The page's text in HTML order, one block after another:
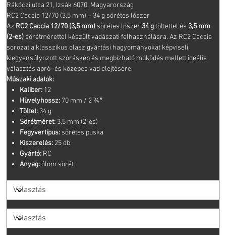
Rákóczi utca 21, Izsák 6070, Magyarország
RC2 Caccia 12/70 (3,5 mm) – 34 g sörétes lőszer
Az RC2 Caccia 12/70 (3,5 mm) sörétes lőszer 34 gtöltettel és 3,5 mm
(2-es) sörétmérettel készült vadászati felhasználásra. Az RC2 Caccia
sorozat a klasszikus olasz gyártási hagyományokat képviseli,
kiegyensúlyozott szóráskép és megbízható működés mellett ideális
választás apró- és közepes vad elejtésére.
Műszaki adatok:
Kaliber:12
Hüvelyhossz:70 mm / 2 ¾″
Töltet:34 g
Sörétméret:3,5 mm (2-es)
Fegyvertípus:sörétes puska
Kiszerelés:25 db
Gyártó:RC
Anyag:ólom sörét